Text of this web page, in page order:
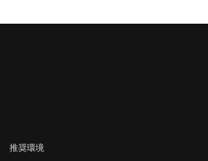
推奨環境